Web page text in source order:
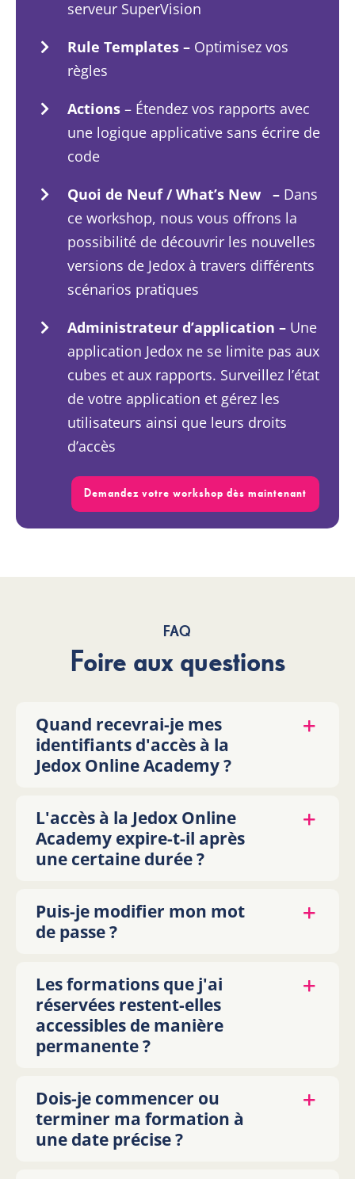
serveur SuperVision
Rule Templates – Optimisez vos
règles
Actions– Étendez vos rapports avec
une logique applicative sans écrire de
code
Quoi de Neuf / What’s New –Dans
ce workshop, nous vous offrons la
possibilité de découvrir les nouvelles
versions de Jedox à travers différents
scénarios pratiques
Administrateur d’application –Une
application Jedox ne se limite pas aux
cubes et aux rapports. Surveillez l’état
de votre application et gérez les
utilisateurs ainsi que leurs droits
d’accès
Demandez votre workshop dès maintenant
FAQ
Foire aux questions
Quand recevrai-je mes
identifiants d'accès à la
Jedox Online Academy ?
L'accès à la Jedox Online
Academy expire-t-il après
une certaine durée ?
Puis-je modifier mon mot
de passe ?
Les formations que j'ai
réservées restent-elles
accessibles de manière
permanente ?
Dois-je commencer ou
terminer ma formation à
une date précise ?